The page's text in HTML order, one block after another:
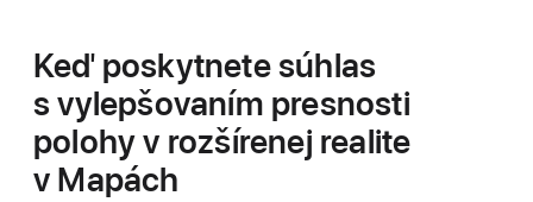
Keď poskytnete súhlas
s vylepšovaním presnosti
polohy v rozšírenej realite
v Mapách